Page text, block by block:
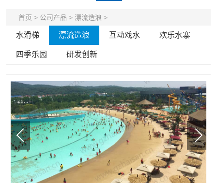
首页 > 公司产品 > 漂流造浪 >
水滑梯 漂流造浪 互动戏水 欢乐水寨
四季乐园 研发创新